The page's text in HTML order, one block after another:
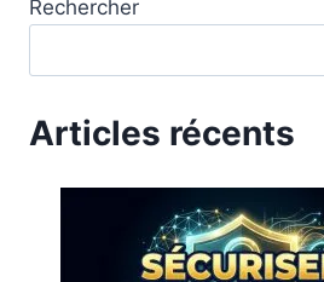
Rechercher
Articles récents